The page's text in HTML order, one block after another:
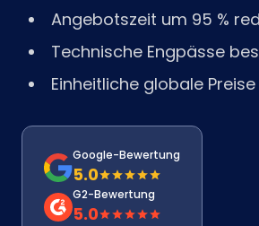
Angebotszeit um 95 %
Technische Engpässe
Einheitliche globale
Google-Bewertung
5.0
G2-Bewertung
5.0